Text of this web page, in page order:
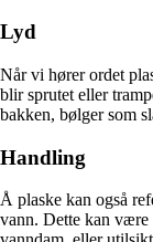
Lyd
Når vi hører ordet
blir sprutet eller
bakken, bølger som
Handling
Å plaske kan også
vann. Dette kan være